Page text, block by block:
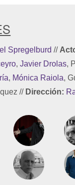
Spregelburd //
,Javier Drolas,
, Mónica Raiola,
// Dirección: